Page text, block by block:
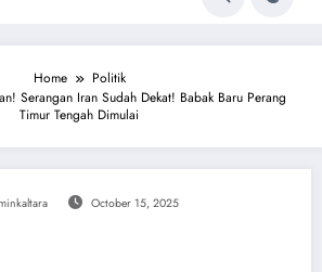
Home
Politik
Serangan Iran Sudah Dekat! Babak Baru Perang
Timur Tengah Dimulai
October 15, 2025